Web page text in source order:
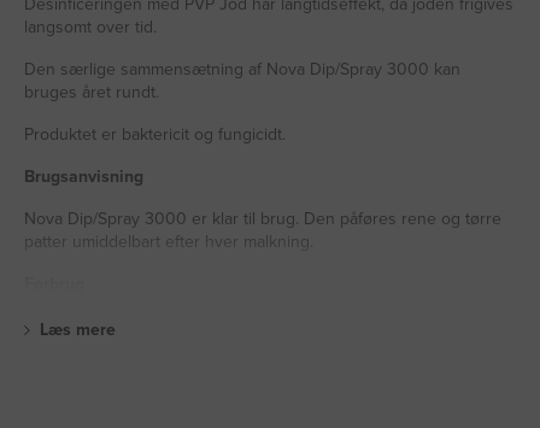
Desinficeringen med PVP Jod har langtidseffekt, da joden frigives
langsomt over tid.
Den særlige sammensætning af Nova Dip/Spray 3000 kan
bruges året rundt.
Produktet er baktericit og fungicidt.
Brugsanvisning
Nova Dip/Spray 3000 er klar til brug. Den påføres rene og tørre
patter umiddelbart efter hver malkning.
Læs mere